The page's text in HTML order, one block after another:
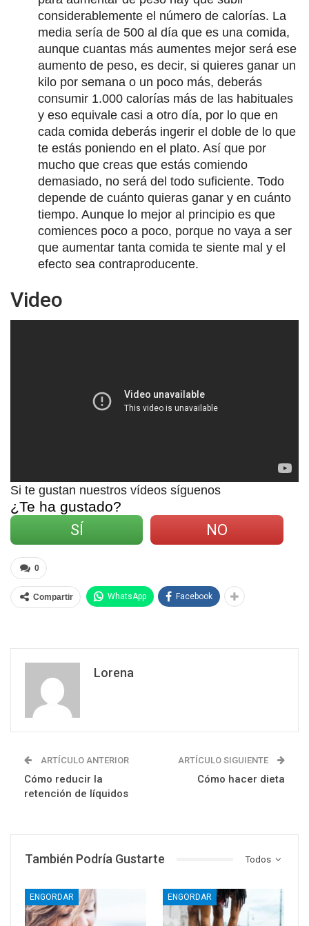
considerablemente el número de calorías. La
media sería de 500 al día que es una comida,
aunque cuantas más aumentes mejor será ese
aumento de peso, es decir, si quieres ganar un
kilo por semana o un poco más, deberás
consumir 1.000 calorías más de las habituales
y eso equivale casi a otro día, por lo que en
cada comida deberás ingerir el doble de lo que
te estás poniendo en el plato. Así que por
mucho que creas que estás comiendo
demasiado, no será del todo suficiente. Todo
depende de cuánto quieras ganar y en cuánto
tiempo. Aunque lo mejor al principio es que
comiences poco a poco, porque no vaya a ser
que aumentar tanta comida te siente mal y el
efecto sea contraproducente.
Video
Si te gustan nuestros vídeos síguenos
¿Te ha gustado?
SÍ NO
0
Compartir WhatsApp Facebook
Lorena
ARTÍCULO ANTERIOR
Cómo reducir la
retención de líquidos
ARTÍCULO SIGUIENTE
Cómo hacer dieta
Todos
También Podría Gustarte
ENGORDAR ENGORDAR